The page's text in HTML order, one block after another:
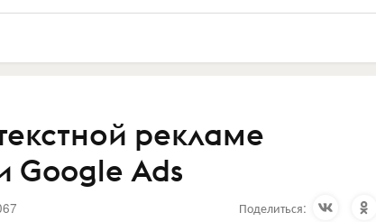
рекламе
Google Ads
Поделиться: